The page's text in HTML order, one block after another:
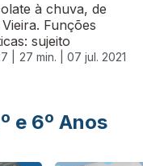
à chuva, de
Funções
sujeito
| 27 min. | 07 jul. 2021
e 6º Anos